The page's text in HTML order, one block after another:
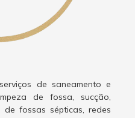
de saneamento e
de fossa, sucção,
de fossas sépticas, redes